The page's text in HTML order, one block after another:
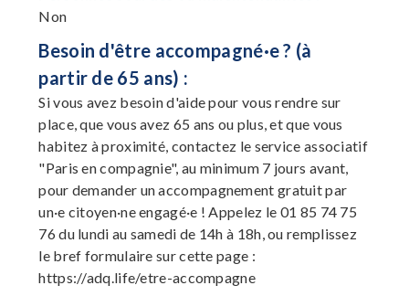
Non
Besoin d'être accompagné·e ? (à
partir de 65 ans) :
Si vous avez besoin d'aide pour vous rendre sur
place, que vous avez 65 ans ou plus, et que vous
habitez à proximité, contactez le service associatif
"Paris en compagnie", au minimum 7 jours avant,
pour demander un accompagnement gratuit par
un·e citoyen·ne engagé·e ! Appelez le 01 85 74 75
76 du lundi au samedi de 14h à 18h, ou remplissez
le bref formulaire sur cette page :
https://adq.life/etre-accompagne